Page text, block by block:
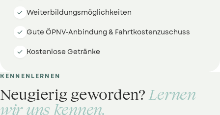
 Weiterbildungsmöglichkeiten
 Gute ÖPNV-Anbindung & Fahrtkostenzuschuss
 Kostenlose Getränke
KENNENLERNEN
Neugierig geworden? Lernen
wir uns kennen.